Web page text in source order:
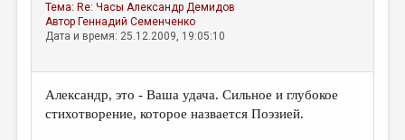
Тема: Re: Часы Александр Демидов
Автор Геннадий Семенченко
Дата и время: 25.12.2009, 19:05:10
Александр, это - Ваша удача. Сильное и глубокое
стихотворение, которое назвается Поэзией.